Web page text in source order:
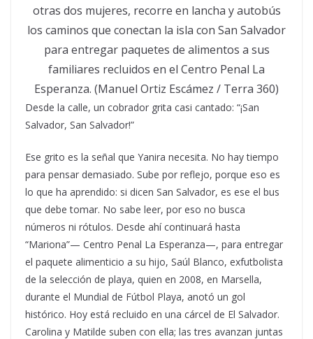
otras dos mujeres, recorre en lancha y autobús
los caminos que conectan la isla con San Salvador
para entregar paquetes de alimentos a sus
familiares recluidos en el Centro Penal La
Esperanza. (Manuel Ortiz Escámez / Terra 360)
Desde la calle, un cobrador grita casi cantado: “¡San
Salvador, San Salvador!”
Ese grito es la señal que Yanira necesita. No hay tiempo
para pensar demasiado. Sube por reflejo, porque eso es
lo que ha aprendido: si dicen San Salvador, es ese el bus
que debe tomar. No sabe leer, por eso no busca
números ni rótulos. Desde ahí continuará hasta
“Mariona”— Centro Penal La Esperanza—, para entregar
el paquete alimenticio a su hijo, Saúl Blanco, exfutbolista
de la selección de playa, quien en 2008, en Marsella,
durante el Mundial de Fútbol Playa, anotó un gol
histórico. Hoy está recluido en una cárcel de El Salvador.
Carolina y Matilde suben con ella; las tres avanzan juntas